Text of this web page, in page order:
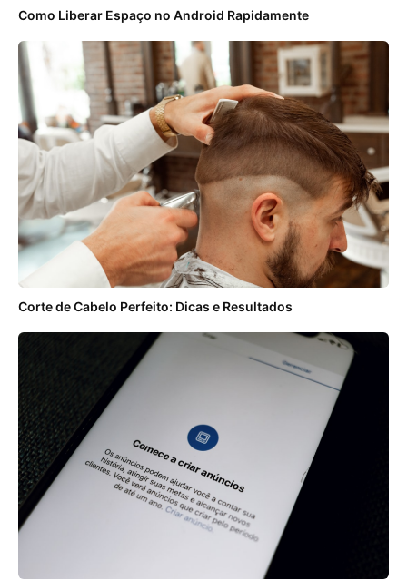
Como Liberar Espaço no Android Rapidamente
Corte de Cabelo Perfeito: Dicas e Resultados